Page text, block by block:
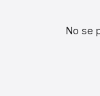
No se